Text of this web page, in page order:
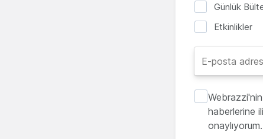
Günlük
Etkinlikler
haberlerine
onaylıyorum.